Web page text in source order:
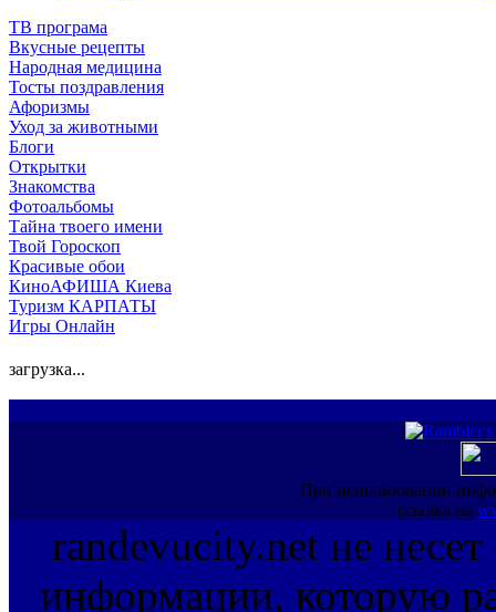
ТВ програма
Вкусные рецепты
Народная медицина
Тосты поздравления
Афоризмы
Уход за животными
Блоги
Открытки
Знакомства
Фотоальбомы
Тайна твоего имени
Твой Гороскоп
Красивые обои
КиноАФИША Киева
Туризм КАРПАТЫ
Игры Онлайн
загрузка...
При использовании
ссылка на
randevucity.net не несет
информации, которую